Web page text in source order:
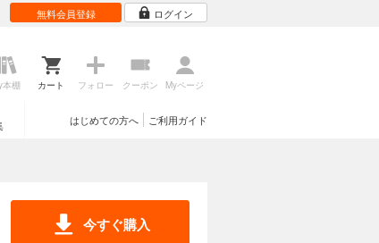
無料会員登録 ログイン
本棚 カート フォロー クーポン Myページ
ご利用ガイド
はじめての方へ
今すぐ購入